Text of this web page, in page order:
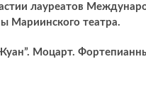
лауреатов
Мариинского театра.
Моцарт.